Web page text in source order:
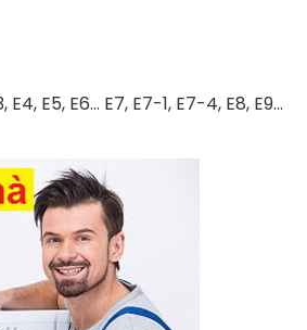
E5, E6... E7, E7-1, E7-4, E8, E9...